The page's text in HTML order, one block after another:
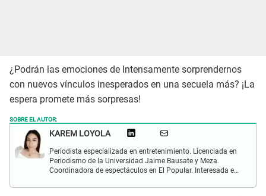
¿Podrán las emociones de Intensamente sorprendernos
con nuevos vínculos inesperados en una secuela más? ¡La
espera promete más sorpresas!
SOBRE EL AUTOR:
KAREM LOYOLA
Periodista especializada en entretenimiento. Licenciada en
Periodismo de la Universidad Jaime Bausate y Meza.
Coordinadora de espectáculos en El Popular. Interesada en